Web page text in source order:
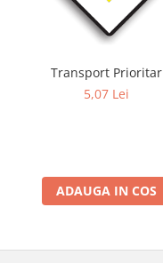
Transport Prioritar
5,07 Lei
ADAUGA IN COS